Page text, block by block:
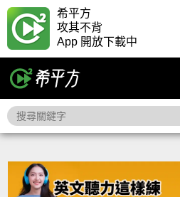
希平方
攻其不背
App 開放下載中